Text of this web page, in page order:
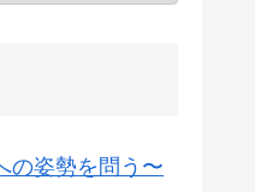
の姿勢を問う〜